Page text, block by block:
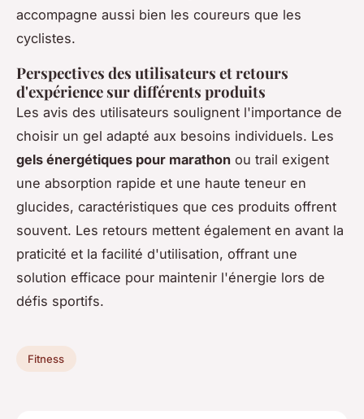
accompagne aussi bien les coureurs que les
cyclistes.
Perspectives des utilisateurs et retours
d'expérience sur différents produits
Les avis des utilisateurs soulignent l'importance de
choisir un gel adapté aux besoins individuels. Les
gels énergétiques pour marathon ou trail exigent
une absorption rapide et une haute teneur en
glucides, caractéristiques que ces produits offrent
souvent. Les retours mettent également en avant la
praticité et la facilité d'utilisation, offrant une
solution efficace pour maintenir l'énergie lors de
défis sportifs.
Fitness